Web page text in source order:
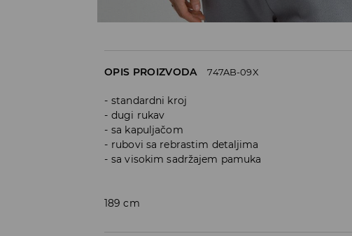
OPIS PROIZVODA 747AB-09X
standardni kroj
dugi rukav
sa kapuljačom
rubovi sa rebrastim detaljima
sa visokim sadržajem pamuka
189 cm